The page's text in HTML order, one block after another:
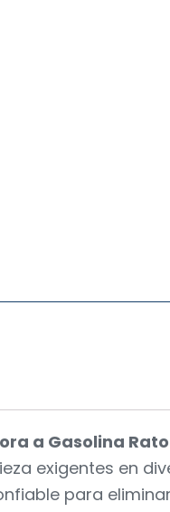
a Gasolina Rato
exigentes en
para